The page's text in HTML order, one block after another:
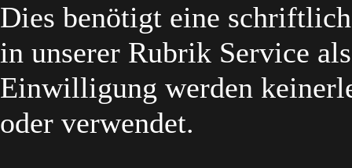
Dies benötigt eine
in unserer Rubrik Service
Einwilligung werden
oder verwendet.